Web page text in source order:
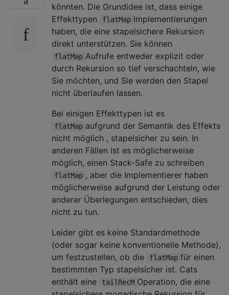
könnten. Die Grundidee ist, dass einige
Effekttypen
flatMap Implementierungen
haben, die eine stapelsichere Rekursion
direkt unterstützen. Sie können
flatMap Aufrufe entweder explizit oder
durch Rekursion so tief verschachteln, wie
Sie möchten, und Sie werden den Stapel
nicht überlaufen lassen.
Bei einigen Effekttypen ist es
flatMap aufgrund der Semantik des Effekts
nicht möglich , stapelsicher zu sein. In
anderen Fällen ist es möglicherweise
möglich, einen Stack-Safe zu schreiben
flatMap , aber die Implementierer haben
möglicherweise aufgrund der Leistung oder
anderer Überlegungen entschieden, dies
nicht zu tun.
Leider gibt es keine Standardmethode
(oder sogar keine konventionelle Methode),
um festzustellen, ob die
flatMap für einen
bestimmten Typ stapelsicher ist. Cats
enthält eine
tailRecM Operation, die eine